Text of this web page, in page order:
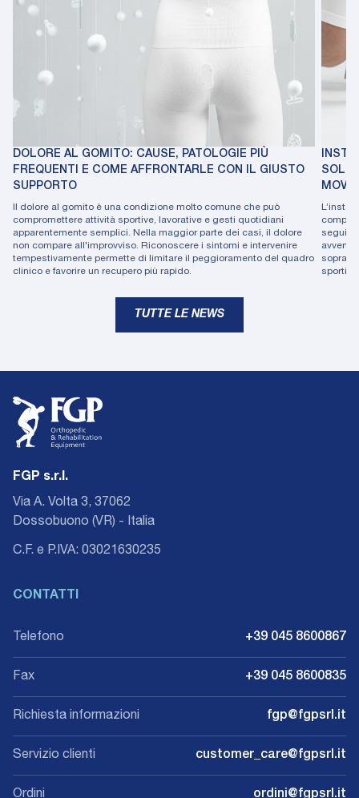
DOLORE AL GOMITO: CAUSE, PATOLOGIE PIÙ
FREQUENTI E COME AFFRONTARLE CON IL GIUSTO
SUPPORTO
Il dolore al gomito è una condizione molto comune che può
compromettere attività sportive, lavorative e gesti quotidiani
apparentemente semplici. Nella maggior parte dei casi, il dolore
non compare all'improvviso. Riconoscere i sintomi e intervenire
tempestivamente permette di limitare il peggioramento del quadro
clinico e favorire un recupero più rapido.
seguito
avverte
TUTTE LE NEWS
FGP s.r.l.
Via A. Volta 3, 37062
Dossobuono (VR) - Italia
C.F. e P.IVA: 03021630235
CONTATTI
Telefono +39 045 8600867
Fax +39 045 8600835
Richiesta informazioni fgp@fgpsrl.it
Servizio clienti customer_care@fgpsrl.it
Ordini ordini@fgpsrl.it